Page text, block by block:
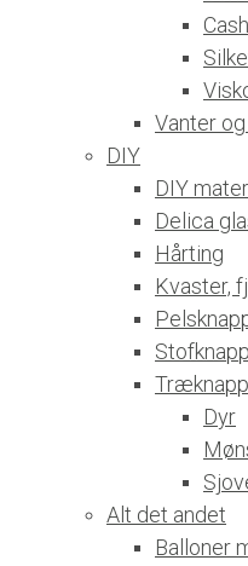
Vanter
DIY
DIY
Delica
Hårting
Kvaster,
Dyr
Alt det andet
Balloner